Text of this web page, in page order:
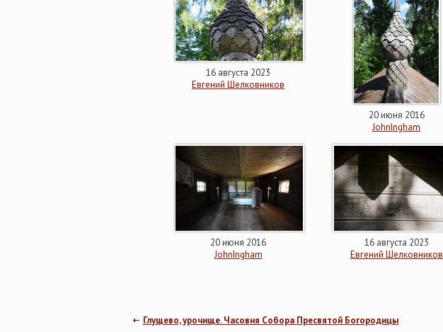
16 августа 2023
Евгений Шелковников
20 июня 2016
JohnIngham
20 июня 2016
JohnIngham
16 августа 2023
Евгений Шелковников
Глущево, урочище. Часовня Собора Пресвятой Богородицы